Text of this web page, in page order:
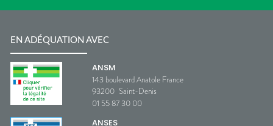
EN ADÉQUATION AVEC
ANSM
143 boulevard Anatole France
93200 Saint-Denis
01 55 87 30 00
ANSES